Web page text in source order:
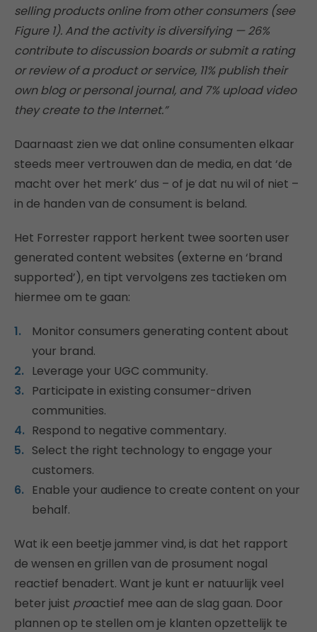
selling products online from other consumers (see
Figure 1). And the activity is diversifying — 26%
contribute to discussion boards or submit a rating
or review of a product or service, 11% publish their
own blog or personal journal, and 7% upload video
they create to the Internet.”
Daarnaast zien we dat online consumenten elkaar
steeds meer vertrouwen dan de media, en dat ‘de
macht over het merk’ dus – of je dat nu wil of niet –
in de handen van de consument is beland.
Het Forrester rapport herkent twee soorten user
generated content websites (externe en ‘brand
supported’), en tipt vervolgens zes tactieken om
hiermee om te gaan:
Monitor consumers generating content about
your brand.
Leverage your UGC community.
Participate in existing consumer-driven
communities.
Respond to negative commentary.
Select the right technology to engage your
customers.
Enable your audience to create content on your
behalf.
Wat ik een beetje jammer vind, is dat het rapport
de wensen en grillen van de prosument nogal
reactief benadert. Want je kunt er natuurlijk veel
beter juist proactief mee aan de slag gaan. Door
plannen op te stellen om je klanten opzettelijk te